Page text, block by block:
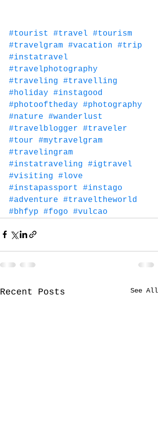
#tourist #travel
#tourism
#travelgram
#vacation
#trip
#instatravel
#travelphotography
#traveling
#travelling
#holiday
#instagood
#photooftheday
#photography
#nature
#wanderlust
#travelblogger
#traveler
#tour
#mytravelgram
#travelingram
#instatraveling
#igtravel
#visiting
#love
#instapassport
#instago
#adventure
#traveltheworld
#bhfyp
#fogo #vulcao
Recent Posts See All